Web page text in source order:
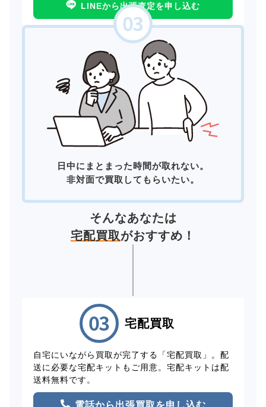
LINEから出張査定を申し込む
日中にまとまった時間が取れない。
非対面で買取してもらいたい。
そんなあなたは
宅配買取がおすすめ！
宅配買取
自宅にいながら買取が完了する「宅配買取」。配
送に必要な宅配キットもご用意。宅配キットは配
送料無料です。
電話から出張買取を申し込む